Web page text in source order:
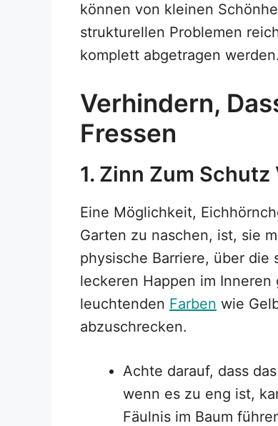
können von kleinen
strukturellen Problemen
komplett abgetragen werden.
Verhindern,
Fressen
1. Zinn Zum
Eine Möglichkeit,
Garten zu naschen, ist, sie
physische Barriere, über die
leckeren Happen im
leuchtenden Farben wie
abzuschrecken.
Achte darauf, dass
wenn es zu eng ist,
Fäulnis im Baum